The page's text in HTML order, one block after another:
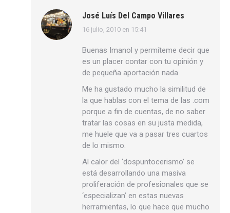
José Luís Del Campo Villares
dice:
16 julio, 2010 en 15:41
Buenas Imanol y permíteme decir que
es un placer contar con tu opinión y
de pequeña aportación nada.
Me ha gustado mucho la similitud de
la que hablas con el tema de las .com
porque a fin de cuentas, de no saber
tratar las cosas en su justa medida,
me huele que va a pasar tres cuartos
de lo mismo.
Al calor del ‘dospuntocerismo’ se
está desarrollando una masiva
proliferación de profesionales que se
‘especializan’ en estas nuevas
herramientas, lo que hace que mucho